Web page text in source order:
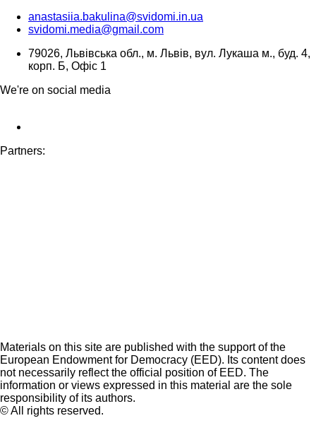
anastasiia.bakulina@svidomi.in.ua
svidomi.media@gmail.com
79026, Львівська обл., м. Львів, вул. Лукаша м., буд. 4,
корп. Б, Офіс 1
We're on social media
Partners:
Materials on this site are published with the support of the
European Endowment for Democracy (EED). Its content does
not necessarily reflect the official position of EED. The
information or views expressed in this material are the sole
responsibility of its authors.
© All rights reserved.